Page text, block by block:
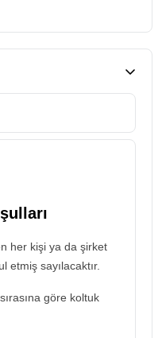
her kişi ya da şirket
etmiş sayılacaktır.
göre koltuk